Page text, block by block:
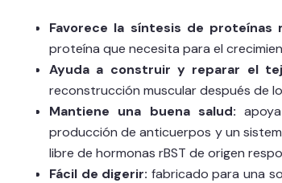
Favorece la síntesis de proteínas
proteína que necesita para el
Ayuda a construir y reparar el
reconstrucción muscular después de
Mantiene una buena salud:
producción de anticuerpos y un
libre de hormonas rBST de origen
Fácil de digerir: fabricado para una